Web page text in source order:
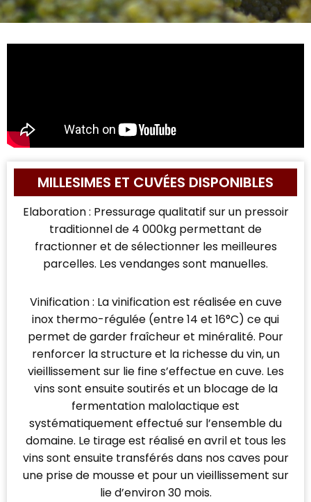
MILLESIMES ET CUVÉES DISPONIBLES
Elaboration : Pressurage qualitatif sur un pressoir
traditionnel de 4 000kg permettant de
fractionner et de sélectionner les meilleures
parcelles. Les vendanges sont manuelles.
Vinification : La vinification est réalisée en cuve
inox thermo-régulée (entre 14 et 16°C) ce qui
permet de garder fraîcheur et minéralité. Pour
renforcer la structure et la richesse du vin, un
vieillissement sur lie fine s’effectue en cuve. Les
vins sont ensuite soutirés et un blocage de la
fermentation malolactique est
systématiquement effectué sur l’ensemble du
domaine. Le tirage est réalisé en avril et tous les
vins sont ensuite transférés dans nos caves pour
une prise de mousse et pour un vieillissement sur
lie d’environ 30 mois.